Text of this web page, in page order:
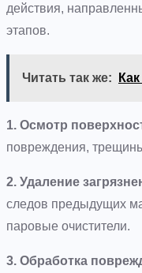
действия,
этапов.
Читать так же:
1. Осмотр
повреждения,
2. Удаление
следов предыдущих
паровые очистители.
3. Обработка